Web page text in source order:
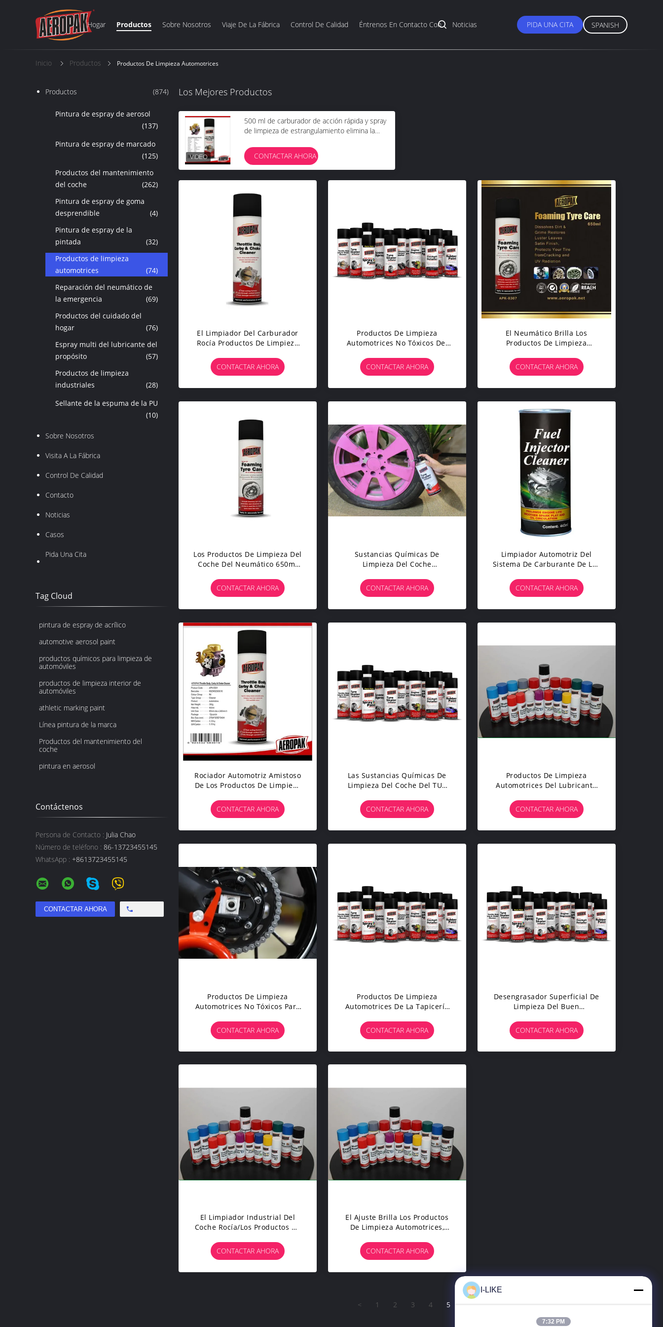
Hogar Productos Sobre Nosotros Viaje De La Fábrica Control De Calidad Éntrenos En Contacto Con Noticias PIDA UNA CITA SPANISH
Inicio Productos Productos De Limpieza Automotrices
Productos (874)
Pintura de espray de aerosol
(137)
Pintura de espray de marcado
(125)
Productos del mantenimiento
del coche
(262)
Pintura de espray de goma
desprendible
(4)
Pintura de espray de la
pintada
(32)
Productos de limpieza
automotrices
(74)
Reparación del neumático de
la emergencia
(69)
Productos del cuidado del
hogar
(76)
Espray multi del lubricante del
propósito
(57)
Productos de limpieza
industriales
(28)
Sellante de la espuma de la PU
(10)
Sobre Nosotros
Visita A La Fábrica
Control De Calidad
Contacto
Noticias
Casos
Pida Una Cita
Tag Cloud
pintura de espray de acrílico
automotive aerosol paint
productos químicos para limpieza de
automóviles
productos de limpieza interior de
automóviles
athletic marking paint
Línea pintura de la marca
Productos del mantenimiento del
coche
pintura en aerosol
Contáctenos
Persona de Contacto : Julia Chao
Número de teléfono : 86-13723455145
WhatsApp : +8613723455145
Los Mejores Productos
500 ml de carburador de acción rápida y spray
de limpieza de estrangulamiento elimina la
eficiente del motor
CONTACTAR AHORA
El Limpiador Del Carburador
Rocía Productos De Limpieza
Quitan La Suciedad Grasienta
CONTACTAR AHORA
Productos De Limpieza
Automotrices No Tóxicos Del
Paso Del Alcance
CONTACTAR AHORA
El Neumático Brilla Los
Productos De Limpieza
Limpieza Profesionales Del
Coche Del Alto Lustre
CONTACTAR AHORA
Los Productos De Limpieza Del
Coche Del Neumático 650ml
De La Espuma Alto
CONTACTAR AHORA
Sustancias Químicas De
Limpieza Del Coche
Del Neumático/el Sellador Y El
Inflador Del Escape
CONTACTAR AHORA
Limpiador Automotriz Del
Sistema De Carburante De Los
Del Casquillo Y Del Sello
CONTACTAR AHORA
Rociador Automotriz Amistoso
De Los Productos De Limpieza
La Goma De La Suciedad
CONTACTAR AHORA
Las Sustancias Químicas De
Limpieza Del Coche Del TUV
Ventana Penetran Y Lubrican
CONTACTAR AHORA
Productos De Limpieza
Automotrices Del Lubricante
Instrumentos De Precisión
CONTACTAR AHORA
Productos De Limpieza
Automotrices No Tóxicos Para
CONTACTAR AHORA
Productos De Limpieza
Automotrices De La Tapicería
Polea/las Puertas
CONTACTAR AHORA
Desengrasador Superficial De
Limpieza Del Buen
Automotriz De Los Productos
CONTACTAR AHORA
El Limpiador Industrial Del
Coche Rocía/los Productos De
Aumentar Eficacia De
CONTACTAR AHORA
El Ajuste Brilla Los Productos
De Limpieza Automotrices,
Interiores Del Coche
CONTACTAR AHORA
< 1 2 3 4 5
I-LIKE
7:32 PM